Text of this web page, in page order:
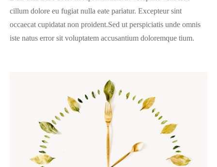
cillum dolore eu fugiat nulla eate pariatur. Excepteur sint
occaecat cupidatat non proident.Sed ut perspiciatis unde omnis
iste natus error sit voluptatem accusantium doloremque tium.